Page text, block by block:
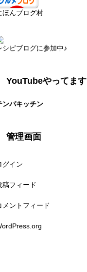
ほんブログ村
シピブログに参加中♪
YouTubeやってます
ンパキッチン
管理画面
グイン
稿フィード
メントフィード